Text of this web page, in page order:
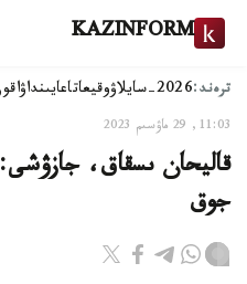
KAZINFORM
ترەند:2026-سايلاۋ وقيعاتاعايىنداۋ
11:03, 29 ماۋسىم 2023
قاليحان ىسقاق،
جوق